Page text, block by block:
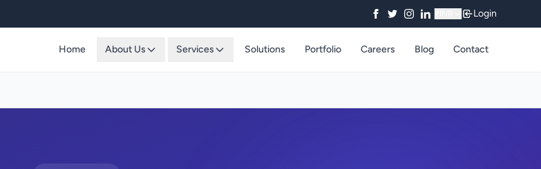
Login
Home About Us Services Solutions Portfolio Careers Blog Contact